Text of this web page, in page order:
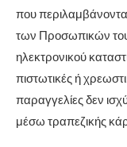
που
των Προσωπικών
ηλεκτρονικού
πιστωτικές ή
παραγγελίες δεν
μέσω τραπεζικής